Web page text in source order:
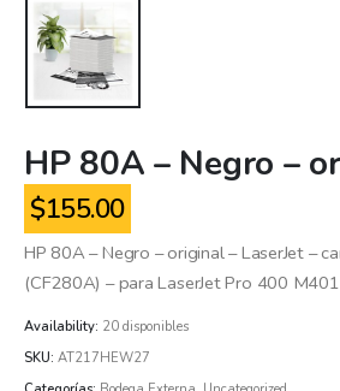
HP 80A – Negro –
$155.00
HP 80A – Negro – original – LaserJet –
(CF280A) – para LaserJet Pro 400
Availability: 20 disponibles
SKU: AT217HEW27